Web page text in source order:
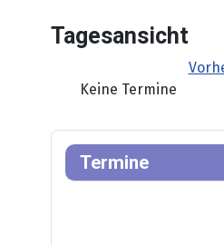
Tagesansicht
Keine Termine
Termine